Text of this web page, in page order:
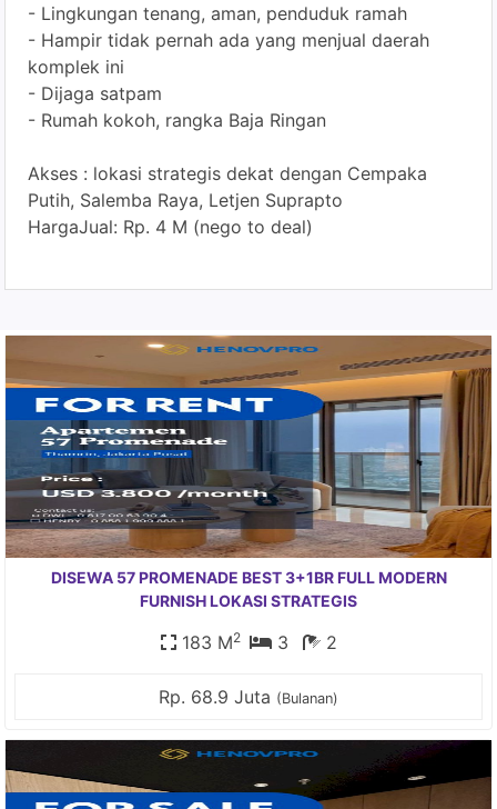
- Lingkungan tenang, aman, penduduk ramah
- Hampir tidak pernah ada yang menjual daerah
komplek ini
- Dijaga satpam
- Rumah kokoh, rangka Baja Ringan
Akses : lokasi strategis dekat dengan Cempaka
Putih, Salemba Raya, Letjen Suprapto
HargaJual: Rp. 4 M (nego to deal)
DISEWA 57 PROMENADE BEST 3+1BR FULL MODERN
FURNISH LOKASI STRATEGIS
183 M2 3 2
Rp. 68.9 Juta (Bulanan)